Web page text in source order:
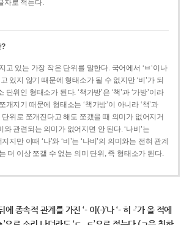
자로 적는다.
?
고 있는 가장 작은 단위를 말한다. 국어에서 ‘ㅂ’이나
있지 않기 때문에 형태소가 될 수 없지만 ‘비’가 되
단위인 형태소가 된다. ‘책가방’은 ‘책’과 ‘가방’이라
개지기 때문에 형태소는 ‘책가방’이 아니라 ‘책’과
단위로 쪼개진다고 해도 쪼갰을 때 의미가 없어지거
와 관련되는 의미가 없어지면 안 된다. ‘나비’는
지지만 이때 ‘나’와 ‘비’는 ‘나비’의 의미와는 전혀 관계
더 이상 쪼갤 수 없는 의미 단위, 즉 형태소가 된다.
에 종속적 관계를 가진 ‘- 이(-)’나 ‘- 히 -’가 올 적에